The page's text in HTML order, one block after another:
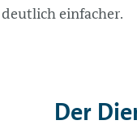
einfacher.
Der